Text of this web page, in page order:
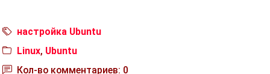
настройка Ubuntu
Linux, Ubuntu
Кол-во комментариев: 0